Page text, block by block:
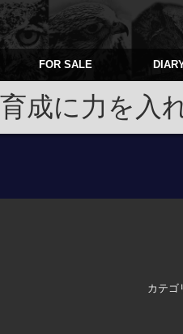
FOR SALE
成に力を入
カテゴ